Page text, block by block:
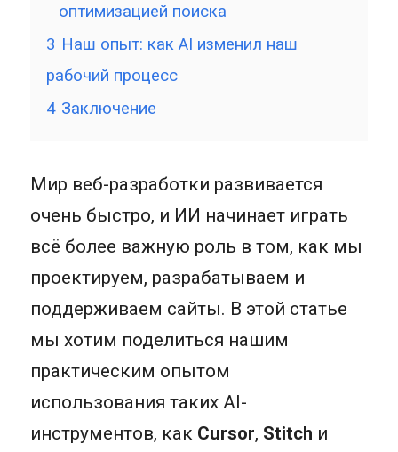
оптимизацией поиска
3 Наш опыт: как AI изменил наш
рабочий процесс
4 Заключение
Мир веб-разработки развивается
очень быстро, и ИИ начинает играть
всё более важную роль в том, как мы
проектируем, разрабатываем и
поддерживаем сайты. В этой статье
мы хотим поделиться нашим
практическим опытом
использования таких AI-
инструментов, как Cursor, Stitch и